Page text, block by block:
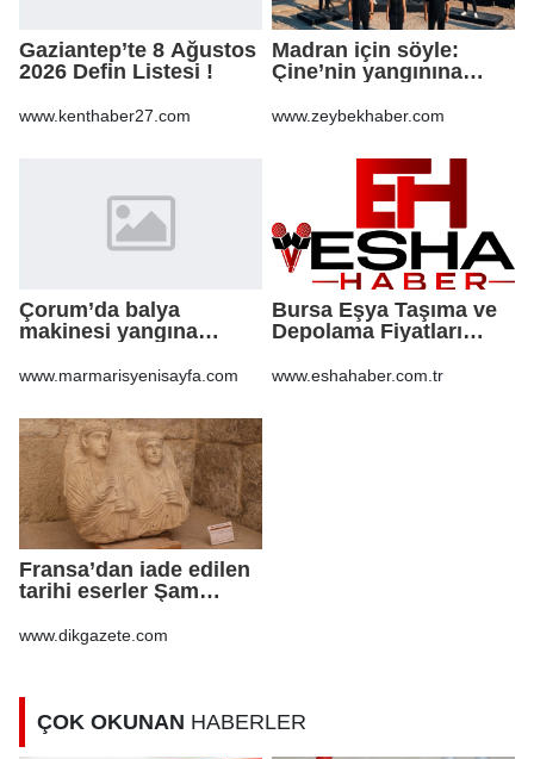
Gaziantep’te 8 Ağustos
2026 Defin Listesi !
www.kenthaber27.com
Madran için söyle:
Çine’nin yangınına
www.zeybekhaber.com
Çorum’da balya
makinesi yangına
anız küle döndü
www.marmarisyenisayfa.com
Bursa Eşya Taşıma ve
Depolama Fiyatları
İçin Bilinmesi
www.eshahaber.com.tr
Fransa’dan iade edilen
tarihi eserler Şam
www.dikgazete.com
ÇOK OKUNAN HABERLER